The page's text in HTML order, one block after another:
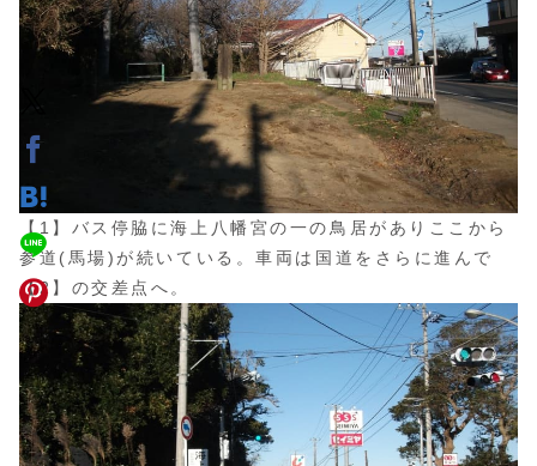
【1】バス停脇に海上八幡宮の一の鳥居がありここから
参道(馬場)が続いている。車両は国道をさらに進んで
【2】の交差点へ。